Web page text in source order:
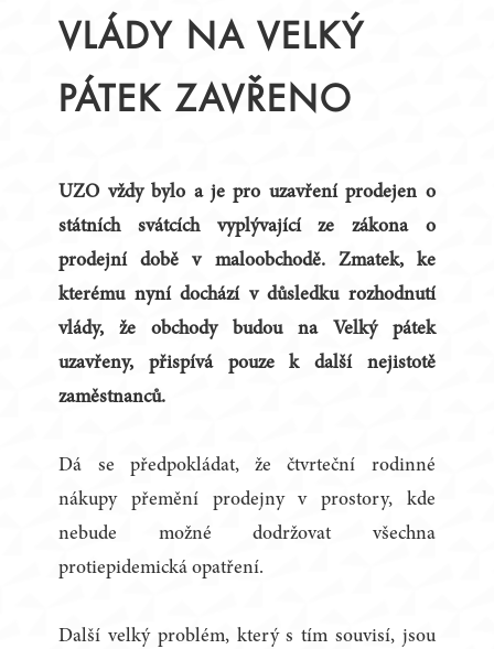
VLÁDY NA VELKÝ
PÁTEK ZAVŘENO
UZO vždy bylo a je pro uzavření prodejen o
státních svátcích vyplývající ze zákona o
prodejní době v maloobchodě. Zmatek, ke
kterému nyní dochází v důsledku rozhodnutí
vlády, že obchody budou na Velký pátek
uzavřeny, přispívá pouze k další nejistotě
zaměstnanců.
Dá se předpokládat, že čtvrteční rodinné
nákupy přemění prodejny v prostory, kde
nebude možné dodržovat všechna
protiepidemická opatření.
Další velký problém, který s tím souvisí, jsou